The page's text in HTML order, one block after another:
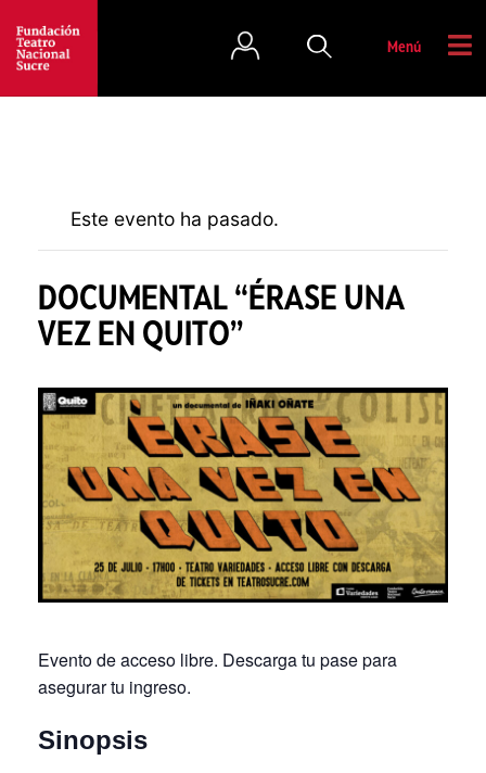
Menú
Este evento ha pasado.
DOCUMENTAL “ÉRASE UNA
VEZ EN QUITO”
Evento de acceso libre. Descarga tu pase para
asegurar tu ingreso.
Sinopsis